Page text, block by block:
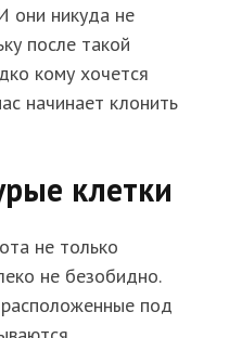
они никуда не
после такой
кому хочется
начинает клонить
клетки
не только
не безобидно.
под